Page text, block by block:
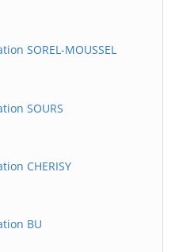
SOREL-MOUSSEL
SOURS
CHERISY
BU